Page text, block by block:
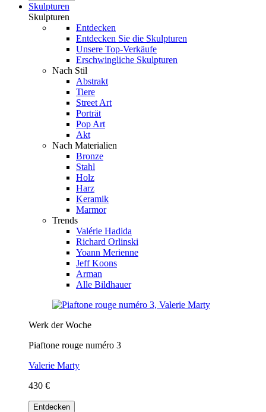
Skulpturen
Skulpturen
Entdecken
Entdecken Sie die Skulpturen
Unsere Top-Verkäufe
Erschwingliche Skulpturen
Nach Stil
Abstrakt
Tiere
Street Art
Porträt
Pop Art
Akt
Nach Materialien
Bronze
Stahl
Holz
Harz
Keramik
Marmor
Trends
Valérie Hadida
Richard Orlinski
Yoann Merienne
Jeff Koons
Arman
Alle Bildhauer
Werk der Woche
Piaftone rouge numéro 3
Valerie Marty
430 €
Entdecken